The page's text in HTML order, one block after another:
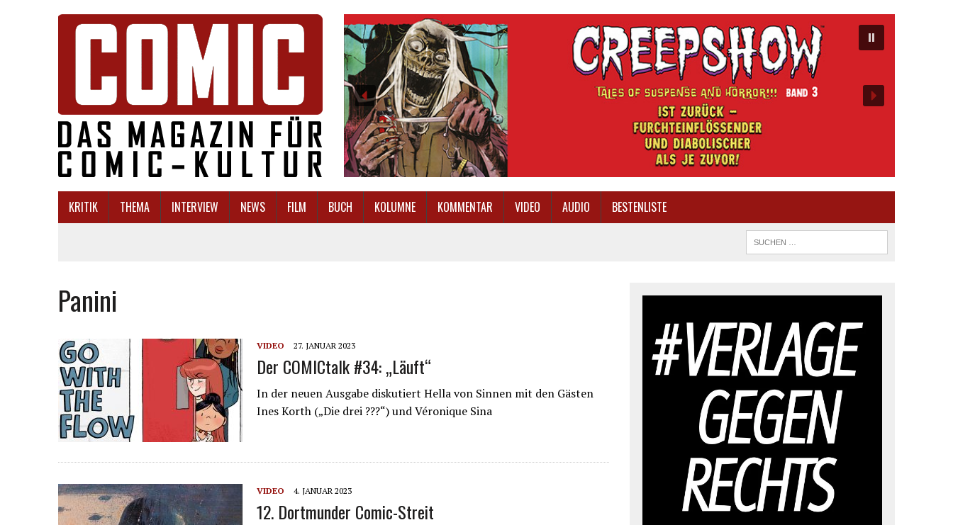
KRITIK THEMA INTERVIEW NEWS FILM BUCH KOLUMNE KOMMENTAR VIDEO AUDIO BESTENLISTE
Panini
VIDEO 27. JANUAR 2023
Der COMICtalk #34: „Läuft“
In der neuen Ausgabe diskutiert Hella von Sinnen mit den Gästen
Ines Korth („Die drei ???“) und Véronique Sina
VIDEO 4. JANUAR 2023
12. Dortmunder Comic-Streit